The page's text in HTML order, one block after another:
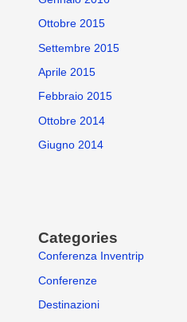
Ottobre 2015
Settembre 2015
Aprile 2015
Febbraio 2015
Ottobre 2014
Giugno 2014
Categories
Conferenza Inventrip
Conferenze
Destinazioni